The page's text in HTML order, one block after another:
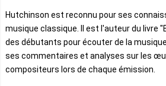
Hutchinson est reconnu pour ses
musique classique. Il est l'auteur du livre
des débutants pour écouter de la
ses commentaires et analyses sur les
compositeurs lors de chaque émission.